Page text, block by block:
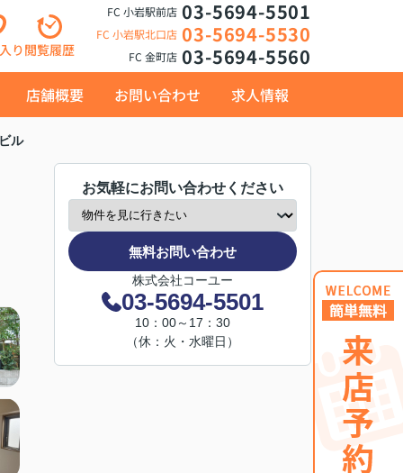
り閲覧履歴
FC 小岩駅前店 03-5694-5501
FC 小岩駅北口店 03-5694-5530
FC 金町店 03-5694-5560
店舗概要 お問い合わせ 求人情報
ル
お気軽にお問い合わせください
無料お問い合わせ
株式会社コーユー
03-5694-5501
10：00～17：30
（休：火・水曜日）